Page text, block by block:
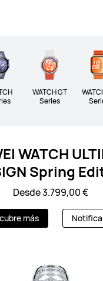
WATCH GT
Series
WATCH
Spring
Desde 3.799,00 €
más